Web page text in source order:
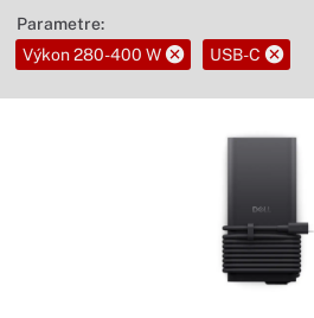
Parametre:
Výkon 280-400 W
USB-C